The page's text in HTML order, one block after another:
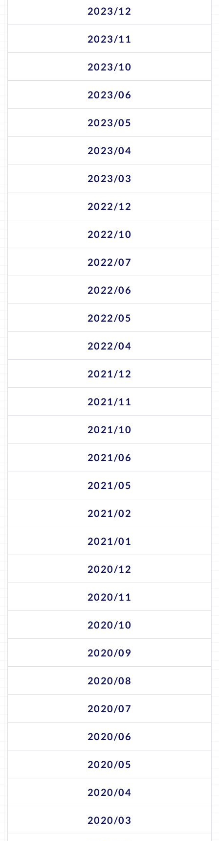
2023/12
2023/11
2023/10
2023/06
2023/05
2023/04
2023/03
2022/12
2022/10
2022/07
2022/06
2022/05
2022/04
2021/12
2021/11
2021/10
2021/06
2021/05
2021/02
2021/01
2020/12
2020/11
2020/10
2020/09
2020/08
2020/07
2020/06
2020/05
2020/04
2020/03